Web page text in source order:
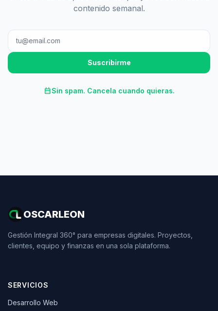
contenido semanal.
Suscribirme
calendar_monthSin spam. Cancela cuando quieras.
OSCARLEON
Gestión Integral 360° para empresas digitales. Proyectos,
clientes, equipo y finanzas en una sola plataforma.
SERVICIOS
Desarrollo Web